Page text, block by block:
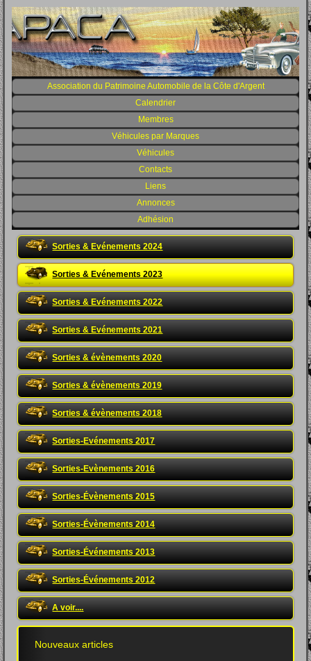
Association du Patrimoine Automobile de la Côte d'Argent
Calendrier
Membres
Véhicules par Marques
Véhicules
Contacts
Liens
Annonces
Adhésion
Sorties & Evénements 2024
Sorties & Evénements 2023
Sorties & Evénements 2022
Sorties & Evénements 2021
Sorties & évènements 2020
Sorties & évènements 2019
Sorties & évènements 2018
Sorties-Evénements 2017
Sorties-Evènements 2016
Sorties-Évènements 2015
Sorties-Évènements 2014
Sorties-Événements 2013
Sorties-Événements 2012
A voir....
Nouveaux articles